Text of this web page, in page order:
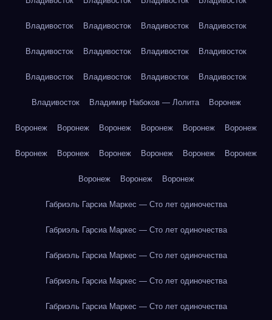
Владивосток Владивосток Владивосток Владивосток
Владивосток Владивосток Владивосток Владивосток
Владивосток Владивосток Владивосток Владивосток
Владивосток Владимир Набоков — Лолита Воронеж
Воронеж Воронеж Воронеж Воронеж Воронеж Воронеж
Воронеж Воронеж Воронеж Воронеж Воронеж Воронеж
Воронеж Воронеж Воронеж
Габриэль Гарсиа Маркес — Сто лет одиночества
Габриэль Гарсиа Маркес — Сто лет одиночества
Габриэль Гарсиа Маркес — Сто лет одиночества
Габриэль Гарсиа Маркес — Сто лет одиночества
Габриэль Гарсиа Маркес — Сто лет одиночества